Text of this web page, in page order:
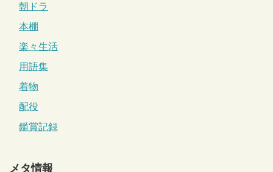
朝ドラ
本棚
楽々生活
用語集
着物
配役
鑑賞記録
メタ情報